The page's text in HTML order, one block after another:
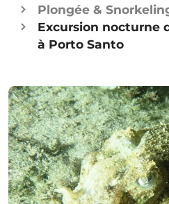
Plongée &
Excursion nocturne
à Porto Santo